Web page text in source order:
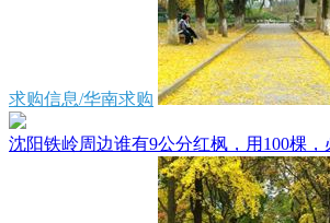
求购信息/华南求购
沈阳铁岭周边谁有9公分红枫，用100棵，